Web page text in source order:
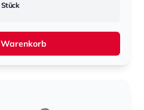
Stück